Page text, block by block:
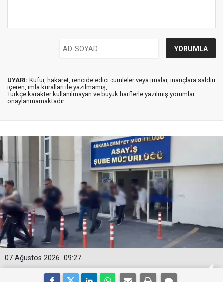
UYARI: Küfür, hakaret, rencide edici cümleler veya imalar, inançlara saldırı
içeren, imla kuralları ile yazılmamış,
Türkçe karakter kullanılmayan ve büyük harflerle yazılmış yorumlar
onaylanmamaktadır.
09:27
07 Ağustos 2026